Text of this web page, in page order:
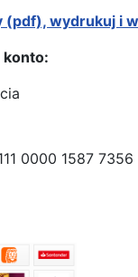
wydrukuj i
konto:
0000 1587 7356